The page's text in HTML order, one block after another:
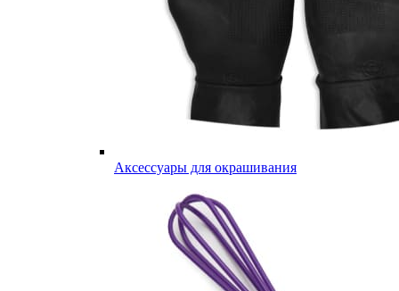
Аксессуары для окрашивания